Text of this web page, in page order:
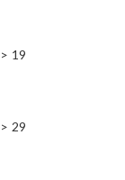
> 19
> 29